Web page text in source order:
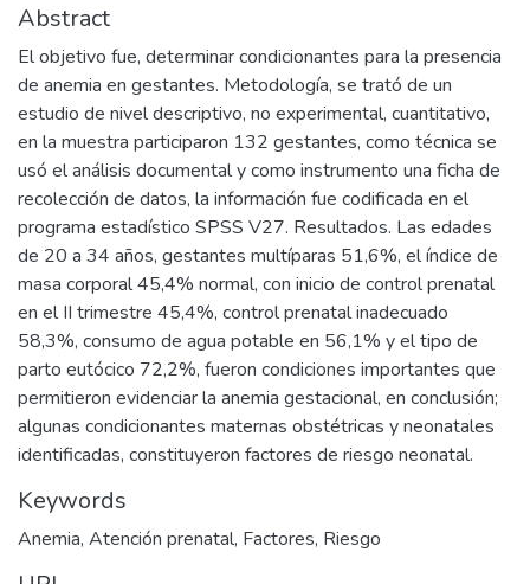
Abstract
El objetivo fue, determinar condicionantes para la presencia
de anemia en gestantes. Metodología, se trató de un
estudio de nivel descriptivo, no experimental, cuantitativo,
en la muestra participaron 132 gestantes, como técnica se
usó el análisis documental y como instrumento una ficha de
recolección de datos, la información fue codificada en el
programa estadístico SPSS V27. Resultados. Las edades
de 20 a 34 años, gestantes multíparas 51,6%, el índice de
masa corporal 45,4% normal, con inicio de control prenatal
en el II trimestre 45,4%, control prenatal inadecuado
58,3%, consumo de agua potable en 56,1% y el tipo de
parto eutócico 72,2%, fueron condiciones importantes que
permitieron evidenciar la anemia gestacional, en conclusión;
algunas condicionantes maternas obstétricas y neonatales
identificadas, constituyeron factores de riesgo neonatal.
Keywords
Anemia, Atención prenatal, Factores, Riesgo